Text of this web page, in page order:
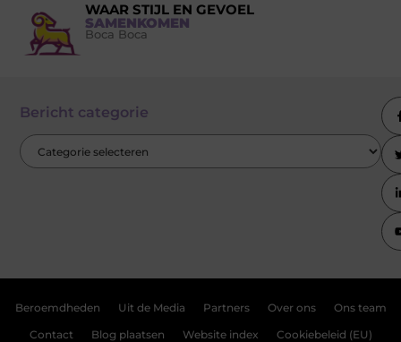
WAAR STIJL EN GEVOEL
SAMENKOMEN
Boca Boca
Bericht categorie
Beroemdheden Uit de Media Partners Over ons Ons team
Contact Blog plaatsen Website index Cookiebeleid (EU)